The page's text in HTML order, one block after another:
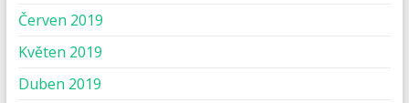
Červen 2019
Květen 2019
Duben 2019